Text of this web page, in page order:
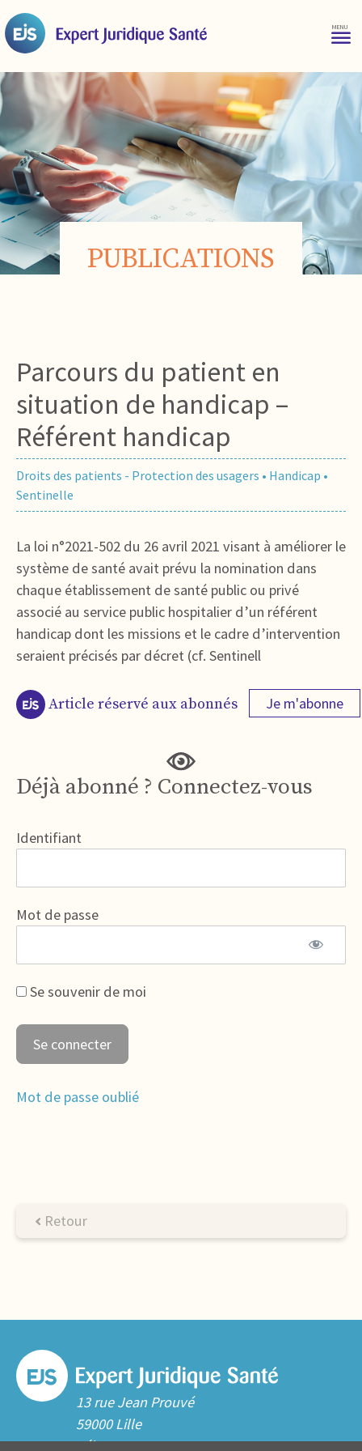
PUBLICATIONS
Parcours du patient en
situation de handicap –
Référent handicap
Droits des patients - Protection des usagers • Handicap •
Sentinelle
La loi n°2021-502 du 26 avril 2021 visant à améliorer le
système de santé avait prévu la nomination dans
chaque établissement de santé public ou privé
associé au service public hospitalier d’un référent
handicap dont les missions et le cadre d’intervention
seraient précisés par décret (cf. Sentinell
Article réservé aux abonnés Je m'abonne
Déjà abonné ? Connectez-vous
Identifiant
Mot de passe
Se souvenir de moi
Mot de passe oublié
Retour
13 rue Jean Prouvé
59000 Lille
Tél. 03 20 06 70 10